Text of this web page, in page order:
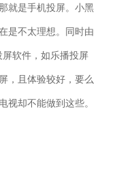
就是手机投屏。小黑
是不太理想。同时由
软件，如乐播投屏
，且体验较好，要么
视却不能做到这些。